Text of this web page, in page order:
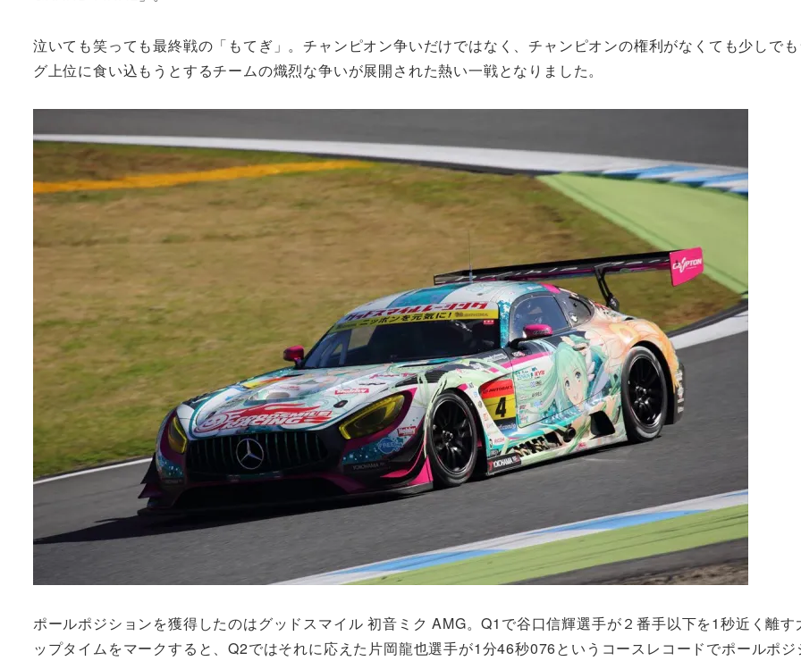
泣いても笑っても最終戦の「もてぎ」。チャンピオン争いだけではなく、チャンピオンの権利がなくても少しで
グ上位に食い込もうとするチームの熾烈な争いが展開された熱い一戦となりました。
ポールポジションを獲得したのはグッドスマイル 初音ミク AMG。Q1で谷口信輝選手が２番手以下を1秒近く離す
ップタイムをマークすると、Q2ではそれに応えた片岡龍也選手が1分46秒076というコースレコードでポールポ